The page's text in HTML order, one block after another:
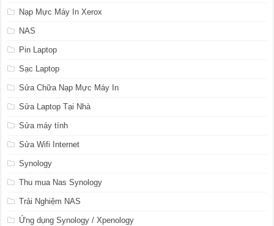
Nạp Mực Máy In Xerox
NAS
Pin Laptop
Sạc Laptop
Sửa Chữa Nạp Mực Máy In
Sửa Laptop Tại Nhà
Sửa máy tính
Sửa Wifi Internet
Synology
Thu mua Nas Synology
Trải Nghiệm NAS
Ứng dụng Synology / Xpenology